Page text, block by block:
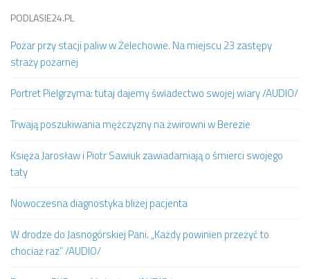
PODLASIE24.PL
Pożar przy stacji paliw w Żelechowie. Na miejscu 23 zastępy
straży pożarnej
Portret Pielgrzyma: tutaj dajemy świadectwo swojej wiary /AUDIO/
Trwają poszukiwania mężczyzny na żwirowni w Berezie
Księża Jarosław i Piotr Sawiuk zawiadamiają o śmierci swojego
taty
Nowoczesna diagnostyka bliżej pacjenta
W drodze do Jasnogórskiej Pani. „Każdy powinien przeżyć to
chociaż raz” /AUDIO/